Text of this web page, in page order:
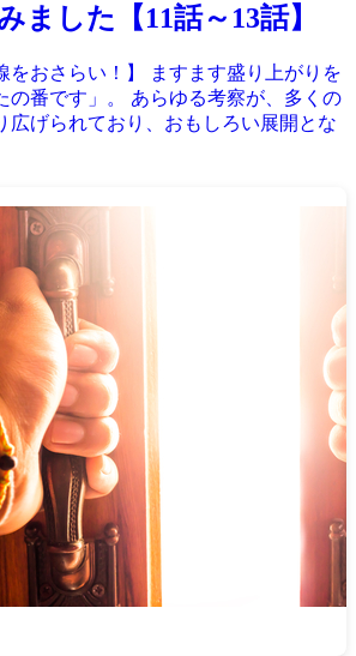
ました【11話～13話】
をおさらい！】 ますます盛り上がりを
の番です」。 あらゆる考察が、多くの
広げられており、おもしろい展開とな